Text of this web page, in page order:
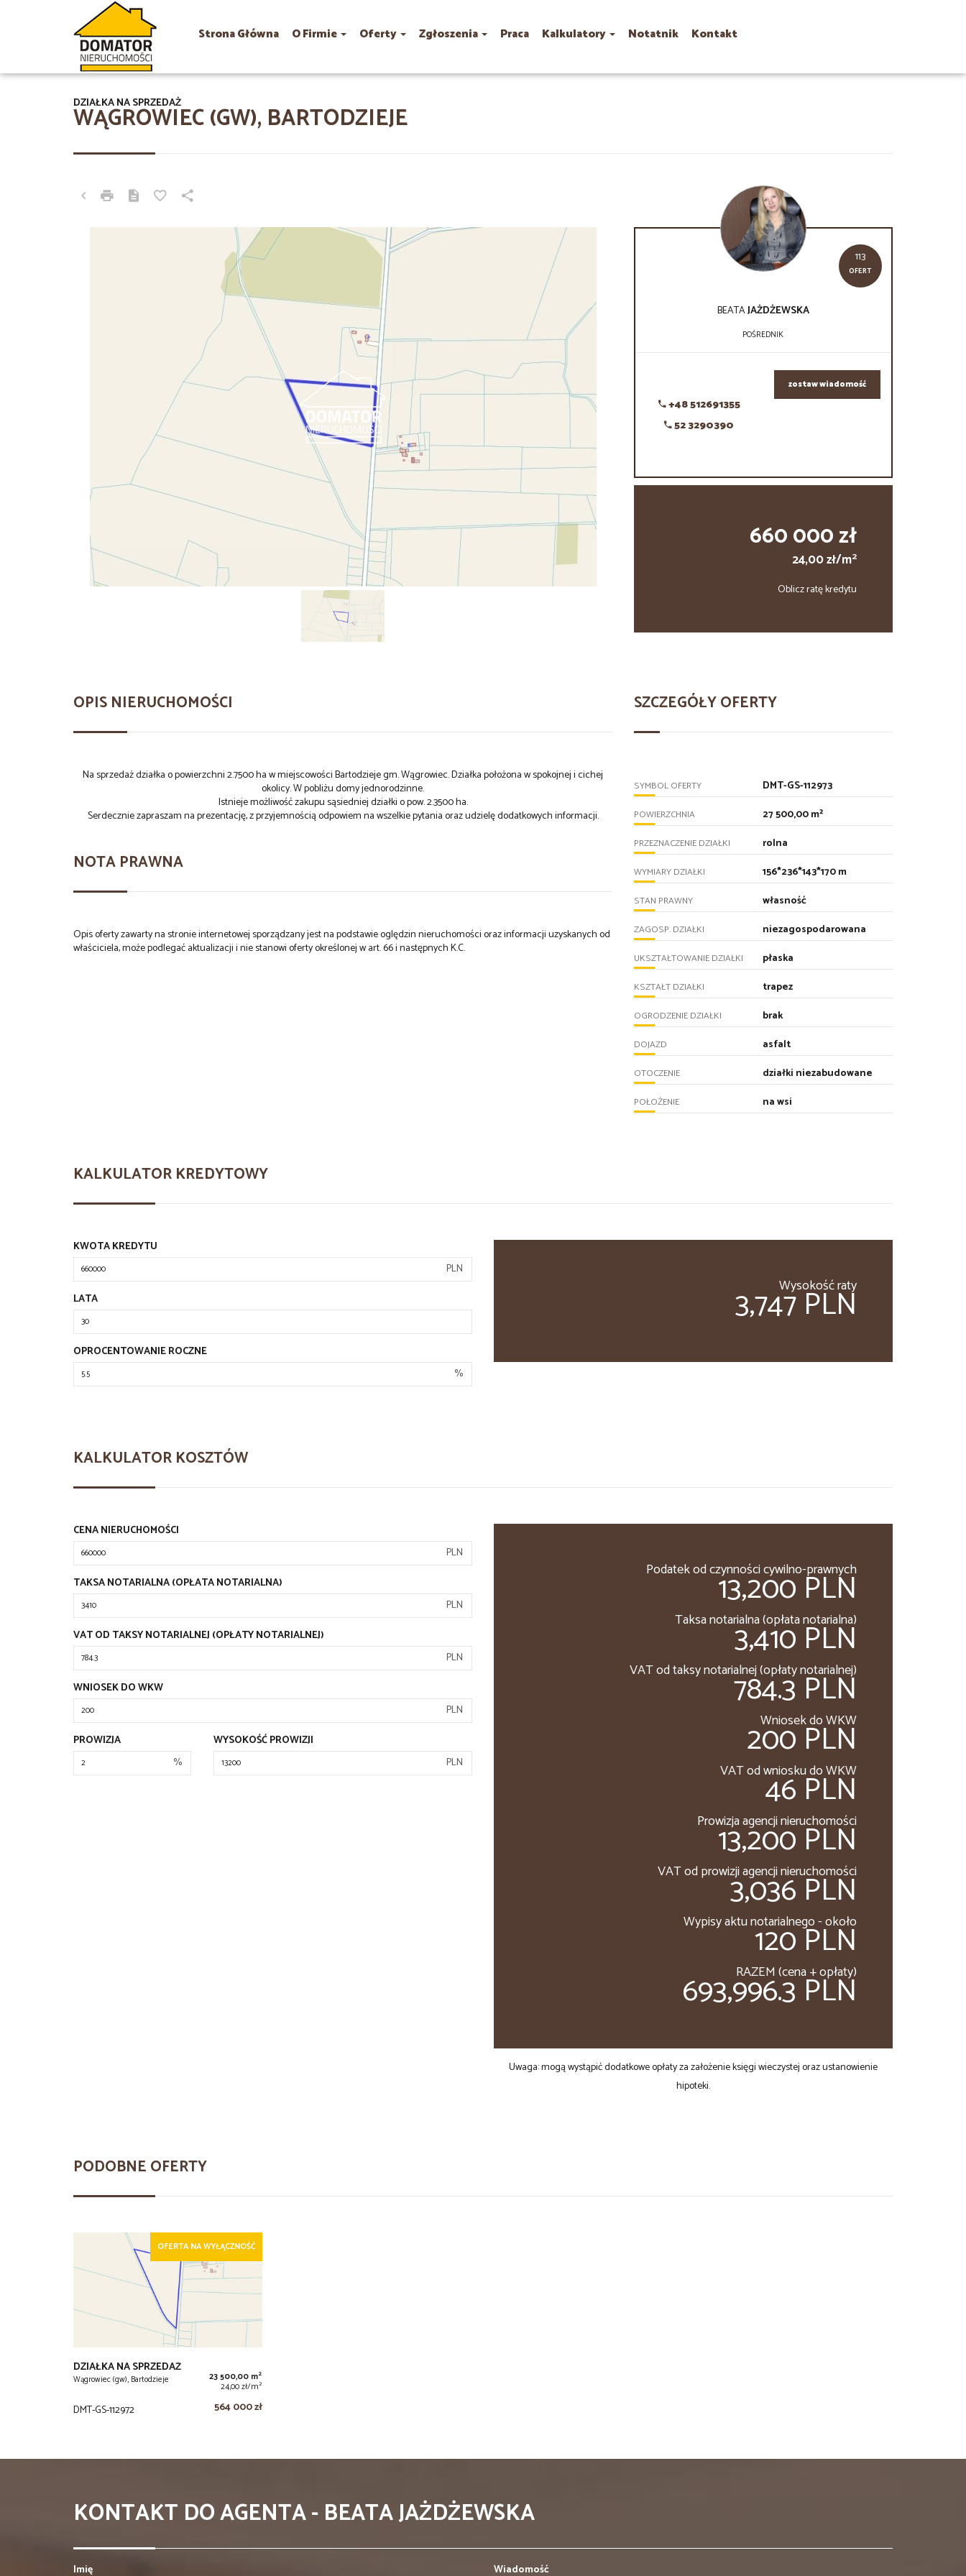
Strona Główna O Firmie Oferty Zgłoszenia Praca Kalkulatory Notatnik Kontakt
WĄGROWIEC (GW), BARTODZIEJE
DZIAŁKA NA SPRZEDAŻ
113
OFERT
BEATAJAŻDŻEWSKA
POŚREDNIK
+48 512691355
52 3290390
zostaw wiadomość
660 000 zł
24,00 zł/m2
Oblicz ratę kredytu
OPIS NIERUCHOMOŚCI
Na sprzedaż działka o powierzchni 2.7500 ha w miejscowości Bartodzieje gm. Wągrowiec. Działka położona w spokojnej i cichej
okolicy. W pobliżu domy jednorodzinne.
Istnieje możliwość zakupu sąsiedniej działki o pow. 2.3500 ha.
Serdecznie zapraszam na prezentację, z przyjemnością odpowiem na wszelkie pytania oraz udzielę dodatkowych informacji.
NOTA PRAWNA
Opis oferty zawarty na stronie internetowej sporządzany jest na podstawie oględzin nieruchomości oraz informacji uzyskanych od
właściciela, może podlegać aktualizacji i nie stanowi oferty określonej w art. 66 i następnych K.C.
SZCZEGÓŁY OFERTY
SYMBOL OFERTY DMT-GS-112973
POWIERZCHNIA 27 500,00 m²
PRZEZNACZENIE DZIAŁKI rolna
WYMIARY DZIAŁKI 156*236*143*170 m
STAN PRAWNY własność
ZAGOSP. DZIAŁKI niezagospodarowana
UKSZTAŁTOWANIE DZIAŁKI płaska
KSZTAŁT DZIAŁKI trapez
OGRODZENIE DZIAŁKI brak
DOJAZD asfalt
OTOCZENIE działki niezabudowane
POŁOŻENIE na wsi
KALKULATOR KREDYTOWY
KWOTA KREDYTU
PLN
LATA
OPROCENTOWANIE ROCZNE
%
Wysokość raty
3,747 PLN
KALKULATOR KOSZTÓW
CENA NIERUCHOMOŚCI
PLN
TAKSA NOTARIALNA (OPŁATA NOTARIALNA)
PLN
VAT OD TAKSY NOTARIALNEJ (OPŁATY NOTARIALNEJ)
PLN
WNIOSEK DO WKW
PLN
PROWIZJA
%
WYSOKOŚĆ PROWIZJI
PLN
Podatek od czynności cywilno-prawnych
13,200 PLN
Taksa notarialna (opłata notarialna)
3,410 PLN
VAT od taksy notarialnej (opłaty notarialnej)
784.3 PLN
Wniosek do WKW
200 PLN
VAT od wniosku do WKW
46 PLN
Prowizja agencji nieruchomości
13,200 PLN
VAT od prowizji agencji nieruchomości
3,036 PLN
Wypisy aktu notarialnego - około
120 PLN
RAZEM (cena + opłaty)
693,996.3 PLN
Uwaga: mogą wystąpić dodatkowe opłaty za założenie księgi wieczystej oraz ustanowienie
hipoteki.
PODOBNE OFERTY
OFERTA NA WYŁĄCZNOŚĆ
DZIAŁKA NA SPRZEDAŻ
Wągrowiec (gw), Bartodzieje 23 500,00 m2
24,00 zł/m2
DMT-GS-112972 564 000 zł
KONTAKT DO AGENTA - BEATA JAŻDŻEWSKA
Imię Wiadomość